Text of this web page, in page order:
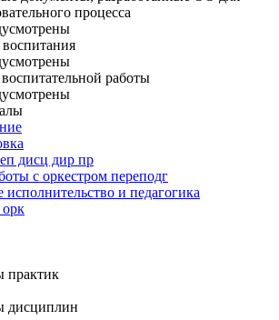
процесса
работы
дисц дир пр
с оркестром переподг
и педагогика
практик
дисциплин